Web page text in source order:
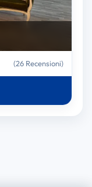
(26 Recensioni)